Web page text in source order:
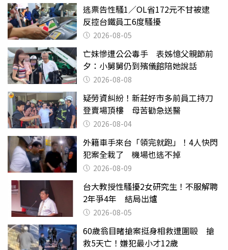
逃票告性騷1／OL省172元不甘被逮
反控台鐵員工6度騷擾
2026-08-05
亡妹慘遭公公毒手 表姊憶父親節前
夕：小舅舅仍到殯儀館陪她說話
2026-08-08
疑勞資糾紛！新莊好市多前員工持刀
登賣場頂樓 母苦勸急送醫
2026-08-04
外籍車手來台「領完就跑」！4人快閃
犯案全栽了 機場也逃不掉
2026-08-09
台大教授性騷擾2女研究生！不服解聘
2年爭4年 結局出爐
2026-08-05
60歲翁目睹搶案挺身相救遭圍毆 搶
救5天亡！嫌犯最小才12歲